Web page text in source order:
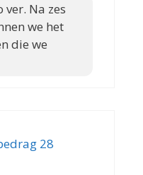
Na zes
we het
die we
28